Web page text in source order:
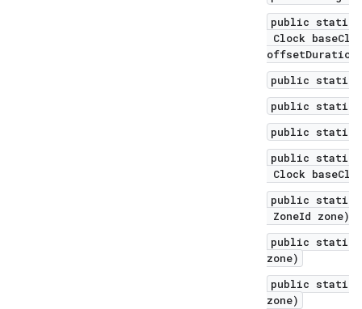
public static
Clock
public static
public static
public static
public static
Clock
public static
ZoneId zone)
public static
zone)
public static
zone)